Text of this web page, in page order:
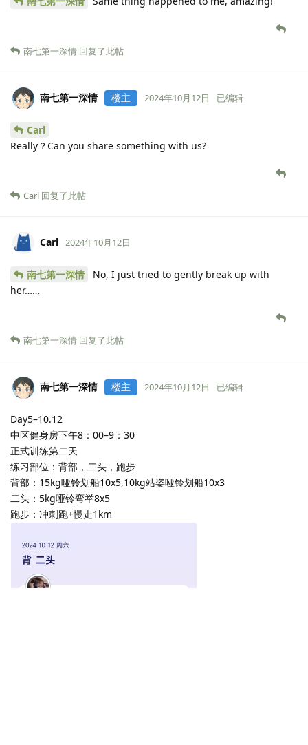
南七第一深情 回复了此帖
南七第一深情 楼主 2024年10月12日 已编辑
Carl
Really？Can you share something with us?
Carl 回复了此帖
Carl 2024年10月12日
南七第一深情
No, I just tried to gently break up with
her……
南七第一深情 回复了此帖
南七第一深情 楼主 2024年10月12日 已编辑
Day5–10.12
中区健身房下午8：00–9：30
正式训练第二天
练习部位：背部，二头，跑步
背部：15kg哑铃划船10x5,10kg站姿哑铃划船10x3
二头：5kg哑铃弯举8x5
跑步：冲刺跑+慢走1km